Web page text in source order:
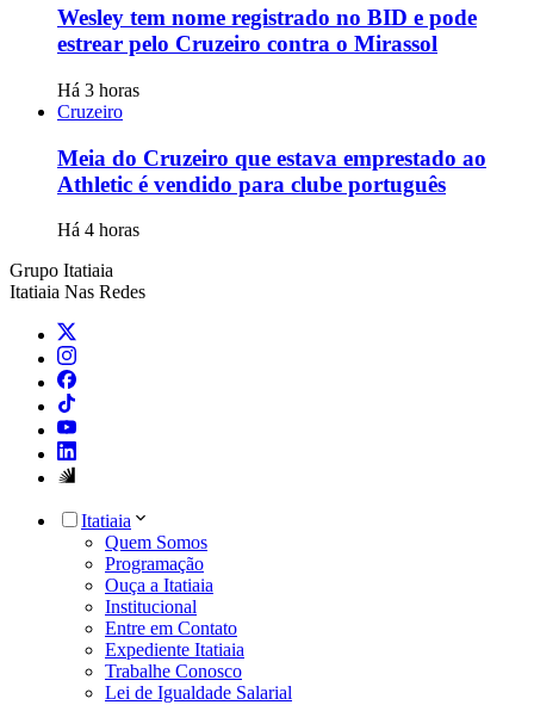
Wesley tem nome registrado no BID e pode
estrear pelo Cruzeiro contra o Mirassol
Há 3 horas
Cruzeiro
Meia do Cruzeiro que estava emprestado ao
Athletic é vendido para clube português
Há 4 horas
Grupo Itatiaia
Itatiaia Nas Redes
Itatiaia
Quem Somos
Programação
Ouça a Itatiaia
Institucional
Entre em Contato
Expediente Itatiaia
Trabalhe Conosco
Lei de Igualdade Salarial